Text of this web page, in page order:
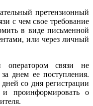
претензионный
с чем свое требование
в виде письменной
или через личный
оператором связи не
днем ее поступления.
со дня регистрации
и проинформировать о